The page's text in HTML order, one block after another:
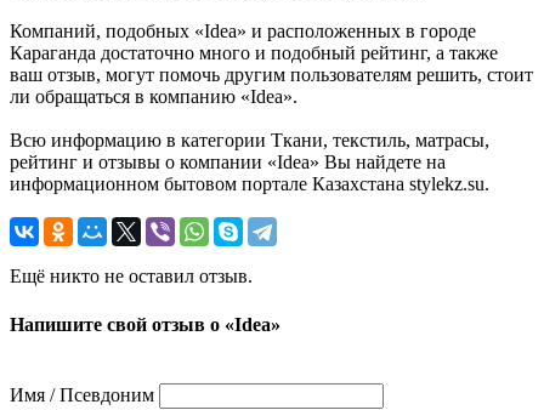
Компаний, подобных «Idea» и расположенных в городе
Караганда достаточно много и подобный рейтинг, а также
ваш отзыв, могут помочь другим пользователям решить, стоит
ли обращаться в компанию «Idea».
Всю информацию в категории Ткани, текстиль, матрасы,
рейтинг и отзывы о компании «Idea» Вы найдете на
информационном бытовом портале Казахстана stylekz.su.
Ещё никто не оставил отзыв.
Напишите свой отзыв о «Idea»
Имя / Псевдоним